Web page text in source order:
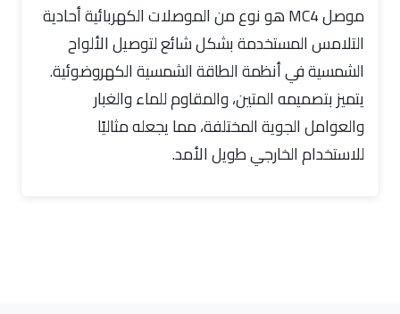
موصل MC4 هو نوع من الموصلات الكهربائية أحادية
التلامس المستخدمة بشكل شائع لتوصيل الألواح
الشمسية في أنظمة الطاقة الشمسية الكهروضوئية.
يتميز بتصميمه المتين، والمقاوم للماء والغبار
والعوامل الجوية المختلفة، مما يجعله مثاليًا
للاستخدام الخارجي طويل الأمد.